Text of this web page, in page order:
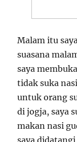
Malam itu
suasana
saya
tidak suka
untuk orang
di jogja, saya
makan nasi